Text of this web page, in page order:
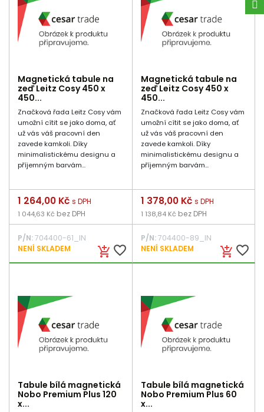
Magnetická tabule na
zeď Leitz Cosy 450 x
450...
Značková řada Leitz Cosy vám
umožní cítit se jako doma, ať
už vás váš pracovní den
zavede kamkoli. Díky
minimalistickému designu a
příjemným barvám...
add_shopping_cart favorite_border
Cena
1 264,00 Kč s DPH
1 044,63 Kč bez DPH
P/N:704400-61_IN
NENÍ SKLADEM
Magnetická tabule na
zeď Leitz Cosy 450 x
450...
Značková řada Leitz Cosy vám
umožní cítit se jako doma, ať
už vás váš pracovní den
zavede kamkoli. Díky
minimalistickému designu a
příjemným barvám...
add_shopping_cart favorite_border
Cena
1 378,00 Kč s DPH
1 138,84 Kč bez DPH
P/N:704400-89_IN
NENÍ SKLADEM
Tabule bílá magnetická
Nobo Premium Plus 120
x...
Tabule bílá magnetická
Nobo Premium Plus 60
x...